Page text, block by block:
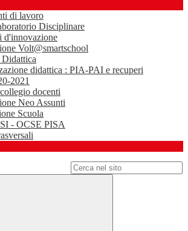
di lavoro
Disciplinare
d'innovazione
Volt@smartschool
didattica : PIA-PAI e recuperi
2021
docenti
Neo Assunti
Scuola
- OCSE PISA